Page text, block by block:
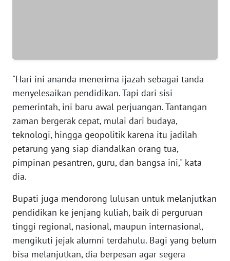
"Hari ini ananda menerima ijazah sebagai tanda
menyelesaikan pendidikan. Tapi dari sisi
pemerintah, ini baru awal perjuangan. Tantangan
zaman bergerak cepat, mulai dari budaya,
teknologi, hingga geopolitik karena itu jadilah
petarung yang siap diandalkan orang tua,
pimpinan pesantren, guru, dan bangsa ini," kata
dia.
Bupati juga mendorong lulusan untuk melanjutkan
pendidikan ke jenjang kuliah, baik di perguruan
tinggi regional, nasional, maupun internasional,
mengikuti jejak alumni terdahulu. Bagi yang belum
bisa melanjutkan, dia berpesan agar segera
PAPUA
WN
PAPUA
BARAT
RIAU
WN
SERAMBI
WN
JAMBI